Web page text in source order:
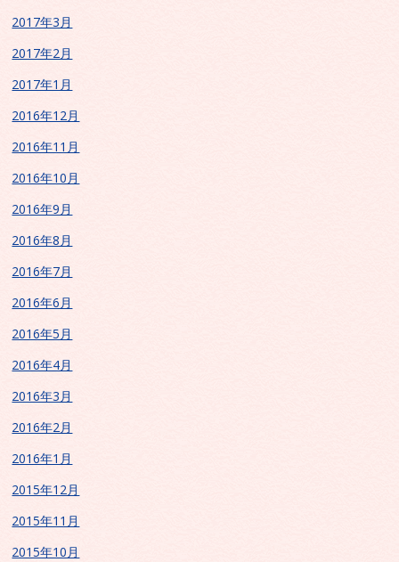
2017年3月
2017年2月
2017年1月
2016年12月
2016年11月
2016年10月
2016年9月
2016年8月
2016年7月
2016年6月
2016年5月
2016年4月
2016年3月
2016年2月
2016年1月
2015年12月
2015年11月
2015年10月